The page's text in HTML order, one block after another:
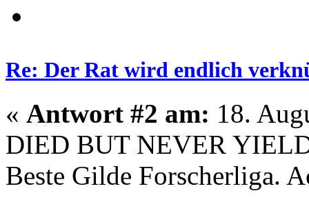
Re: Der Rat wird endlich
« Antwort #2 am: 18.
DIED BUT NEVER
Beste Gilde Forscherliga.